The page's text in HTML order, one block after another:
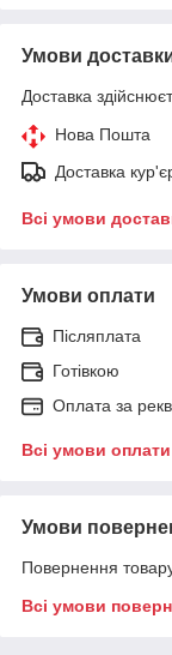
Умови
Доставка
Нова Пошта
Доставка
Всі умови
Умови оплати
Післяплата
Готівкою
Оплата за
Всі умови оплати
Умови
Повернення
Всі умови